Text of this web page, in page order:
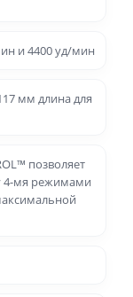
и 4400 уд/мин
мм длина для
позволяет
4-мя режимами